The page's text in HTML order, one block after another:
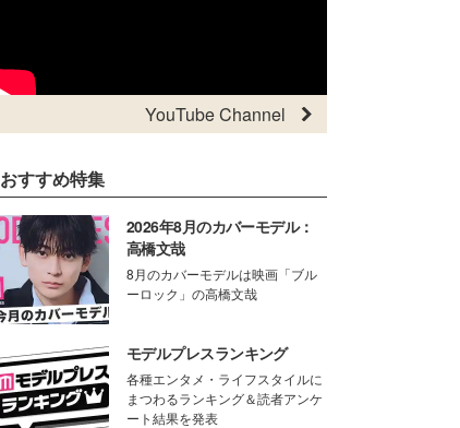
YouTube Channel
おすすめ特集
2026年8月のカバーモデル：
高橋文哉
8月のカバーモデルは映画「ブル
ーロック」の高橋文哉
モデルプレスランキング
各種エンタメ・ライフスタイルに
まつわるランキング＆読者アンケ
ート結果を発表